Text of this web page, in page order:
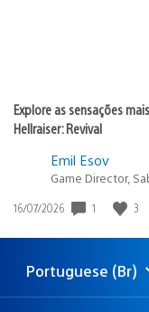
Explore as sensações
Hellraiser: Revival
Emil Esov
Game Director,
Data
publicação:
16/07/2026 1 3
Selecione
Região
Portuguese (Br)